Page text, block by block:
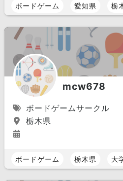
ボードゲーム 愛知県 栃
mcw678
ボードゲームサークル
栃木県
ボードゲーム 栃木県 大